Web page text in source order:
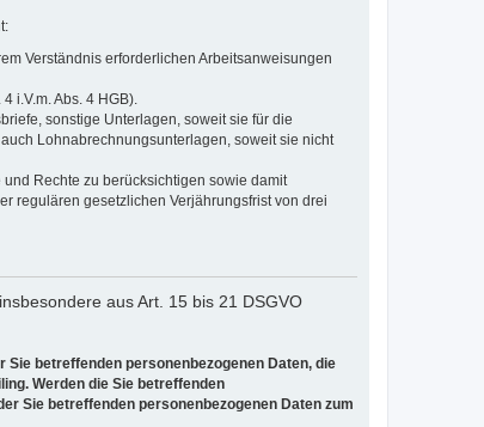
Verständnis erforderlichen Arbeitsanweisungen
i.V.m. Abs. 4 HGB).
sonstige Unterlagen, soweit sie für die
Lohnabrechnungsunterlagen, soweit sie nicht
Rechte zu berücksichtigen sowie damit
regulären gesetzlichen Verjährungsfrist von drei
aus Art. 15 bis 21 DSGVO
betreffenden personenbezogenen Daten, die
Werden die Sie betreffenden
Sie betreffenden personenbezogenen Daten zum